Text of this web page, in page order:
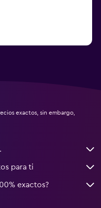
exactos, sin embargo,
para ti
exactos?